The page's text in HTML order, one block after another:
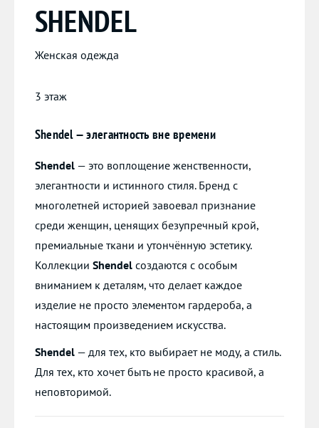
SHENDEL
Женская одежда
3 этаж
Shendel — элегантность вне времени
Shendel— это воплощение женственности,
элегантности и истинного стиля. Бренд с
многолетней историей завоевал признание
среди женщин, ценящих безупречный крой,
премиальные ткани и утончённую эстетику.
Коллекции Shendelсоздаются с особым
вниманием к деталям, что делает каждое
изделие не просто элементом гардероба, а
настоящим произведением искусства.
Shendel— для тех, кто выбирает не моду, а стиль.
Для тех, кто хочет быть не просто красивой, а
неповторимой.